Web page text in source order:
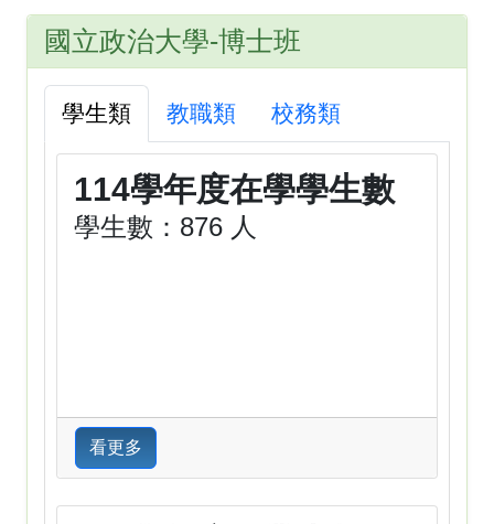
國立政治大學-博士班
學生類 教職類 校務類
114學年度在學學生數
學生數：876 人
看更多